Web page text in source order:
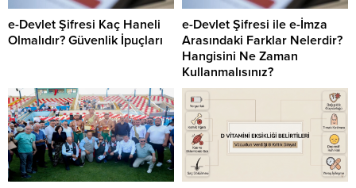
e-Devlet Şifresi Kaç Haneli
Olmalıdır? Güvenlik İpuçları
e-Devlet Şifresi ile e-İmza
Arasındaki Farklar Nelerdir?
Hangisini Ne Zaman
Kullanmalısınız?